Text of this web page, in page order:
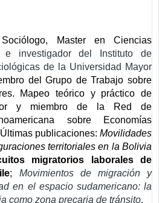
Sociólogo, Master en Ciencias
e investigador del Instituto de
de la Universidad Mayor
del Grupo de Trabajo sobre
Mapeo teórico y práctico de
y miembro de la Red de
sobre Economías
publicaciones: Movilidades
territoriales en la Bolivia
migratorios laborales de
; Movimientos de migración y
en el espacio sudamericano: la
como zona precaria de tránsito.